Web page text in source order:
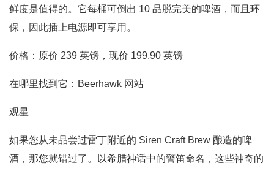
鲜度是值得的。它每桶可倒出 10 品脱完美的啤酒，而且环
保，因此插上电源即可享用。
价格：原价 239 英镑，现价 199.90 英镑
在哪里找到它：Beerhawk 网站
观星
如果您从未品尝过雷丁附近的 Siren Craft Brew 酿造的啤
酒，那您就错过了。以希腊神话中的警笛命名，这些神奇的